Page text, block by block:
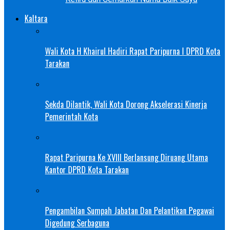
Kaltara
Wali Kota H Khairul Hadiri Rapat Paripurna I DPRD Kota
Tarakan
Sekda Dilantik, Wali Kota Dorong Akselerasi Kinerja
Pemerintah Kota
Rapat Paripurna Ke XVIII Berlansung Diruang Utama
Kantor DPRD Kota Tarakan
Pengambilan Sumpah Jabatan Dan Pelantikan Pegawai
Digedung Serbaguna